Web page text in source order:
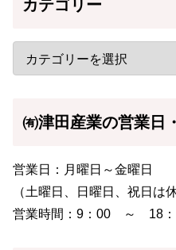
カテゴリー
㈲津田産業の営業日
営業日：月曜日～金曜日
（土曜日、日曜日、祝日は
営業時間：9：00 ～ 18